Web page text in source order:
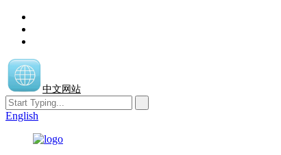
中文网站
English